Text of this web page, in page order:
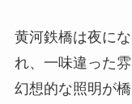
黄河鉄橋は夜に
れ、一味違った
幻想的な照明が